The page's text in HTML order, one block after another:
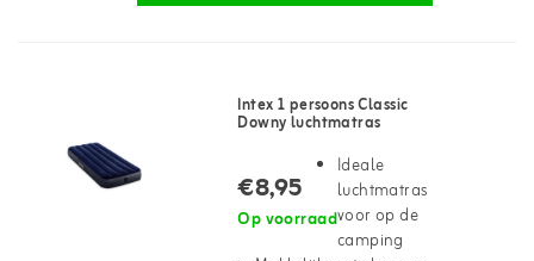
Intex 1 persoons Classic
Downy luchtmatras
€8,95
Op voorraad
Ideale
luchtmatras
voor op de
camping